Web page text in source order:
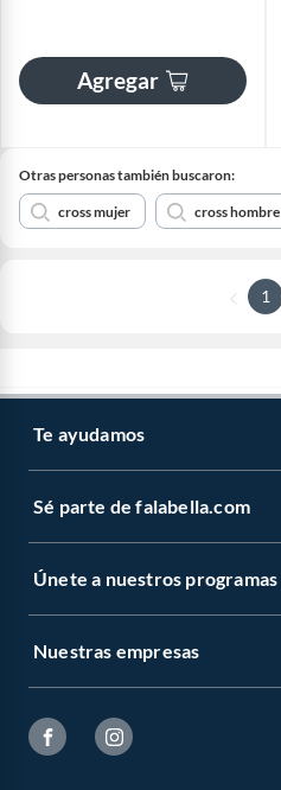
Agregar
Otras personas también buscaron:
cross mujer cross hombre
1
Te ayudamos
Sé parte de falabella.com
Únete a nuestros programas
Nuestras empresas